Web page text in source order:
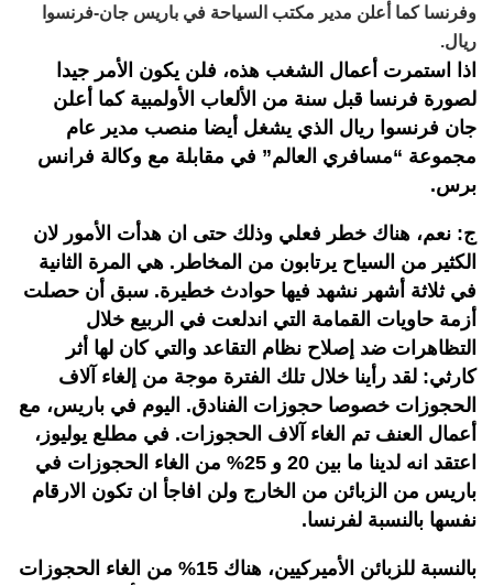
وفرنسا كما أعلن مدير مكتب السياحة في باريس جان-فرنسوا
ريال.
اذا استمرت أعمال الشغب هذه، فلن يكون الأمر جيدا
لصورة فرنسا قبل سنة من الألعاب الأولمبية كما أعلن
جان فرنسوا ريال الذي يشغل أيضا منصب مدير عام
مجموعة “مسافري العالم” في مقابلة مع وكالة فرانس
برس.
ج: نعم، هناك خطر فعلي وذلك حتى ان هدأت الأمور لان
الكثير من السياح يرتابون من المخاطر. هي المرة الثانية
في ثلاثة أشهر نشهد فيها حوادث خطيرة. سبق أن حصلت
أزمة حاويات القمامة التي اندلعت في الربيع خلال
التظاهرات ضد إصلاح نظام التقاعد والتي كان لها أثر
كارثي: لقد رأينا خلال تلك الفترة موجة من إلغاء آلاف
الحجوزات خصوصا حجوزات الفنادق. اليوم في باريس، مع
أعمال العنف تم الغاء آلاف الحجوزات. في مطلع يوليوز،
اعتقد انه لدينا ما بين 20 و 25% من الغاء الحجوزات في
باريس من الزبائن من الخارج ولن افاجأ ان تكون الارقام
نفسها بالنسبة لفرنسا.
بالنسبة للزبائن الأميركيين، هناك 15% من الغاء الحجوزات